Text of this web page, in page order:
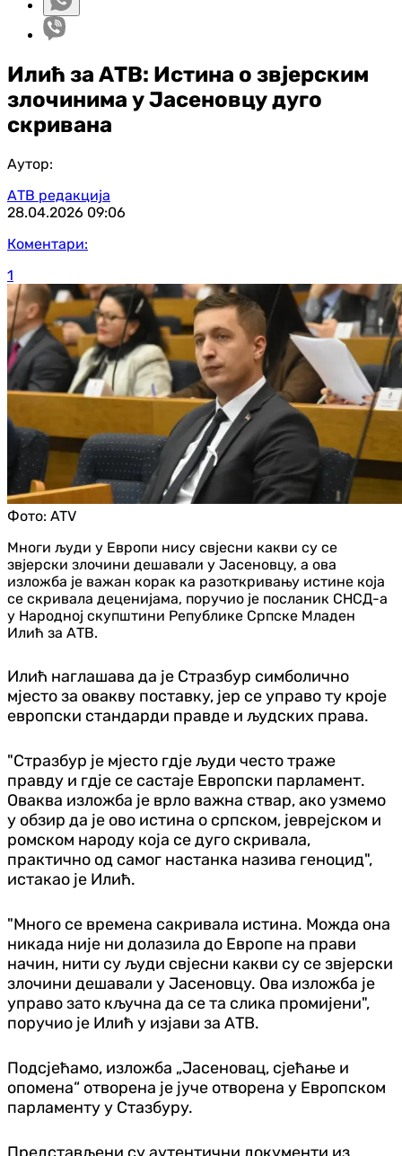
Илић за АТВ: Истина о звјерским
злочинима у Јасеновцу дуго
скривана
Аутор:
АТВ редакција
28.04.2026 09:06
Коментари:
1
Фото: ATV
Многи људи у Европи нису свјесни какви су се
звјерски злочини дешавали у Јасеновцу, а ова
изложба је важан корак ка разоткривању истине која
се скривала деценијама, поручио је посланик СНСД-а
у Народној скупштини Републике Српске Младен
Илић за АТВ.
Илић наглашава да је Стразбур симболично
мјесто за овакву поставку, јер се управо ту кроје
европски стандарди правде и људских права.
"Стразбур је мјесто гдје људи често траже
правду и гдје се састаје Европски парламент.
Оваква изложба је врло важна ствар, ако узмемо
у обзир да је ово истина о српском, јеврејском и
ромском народу која се дуго скривала,
практично од самог настанка назива геноцид",
истакао је Илић.
"Много се времена сакривала истина. Можда она
никада није ни долазила до Европе на прави
начин, нити су људи свјесни какви су се звјерски
злочини дешавали у Јасеновцу. Ова изложба је
управо зато кључна да се та слика промијени",
поручио је Илић у изјави за АТВ.
Подсјећамо, изложба „Јасеновац, сјећање и
опомена“ отворена је јуче отворена у Европском
парламенту у Стазбуру.